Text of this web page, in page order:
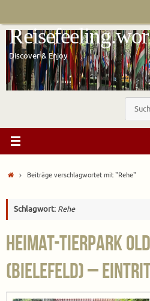
springen
Discover & Enjoy
StartBeiträge verschlagwortet mit "Rehe"
Schlagwort: Rehe
Heimat-Tierpark
(Bielefeld) –